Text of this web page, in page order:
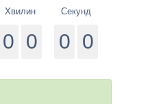
Хвилин
0 0
Секунд
0 0